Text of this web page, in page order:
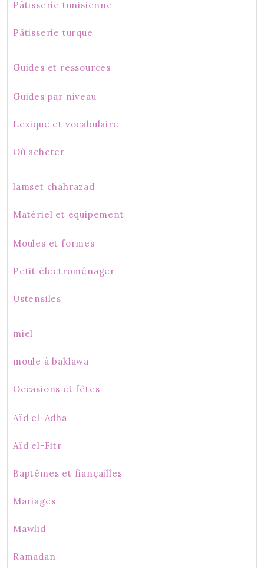
Pâtisserie tunisienne
Pâtisserie turque
Guides et ressources
Guides par niveau
Lexique et vocabulaire
Où acheter
lamset chahrazad
Matériel et équipement
Moules et formes
Petit électroménager
Ustensiles
miel
moule à baklawa
Occasions et fêtes
Aïd el-Adha
Aïd el-Fitr
Baptêmes et fiançailles
Mariages
Mawlid
Ramadan